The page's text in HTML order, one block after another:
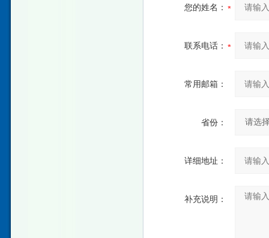
您的姓名：
联系电话：
常用邮箱：
省份：
详细地址：
补充说明：